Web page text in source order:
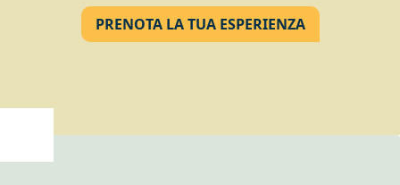
PRENOTA LA TUA ESPERIENZA